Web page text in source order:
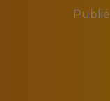
Publié